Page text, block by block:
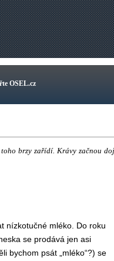
OSEL.cz
toho brzy zařídí. Krávy začnou
nízkotučné mléko. Do roku
se prodává jen asi
bychom psát „mléko“?) se